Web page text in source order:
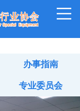
办事指南
专业委员会